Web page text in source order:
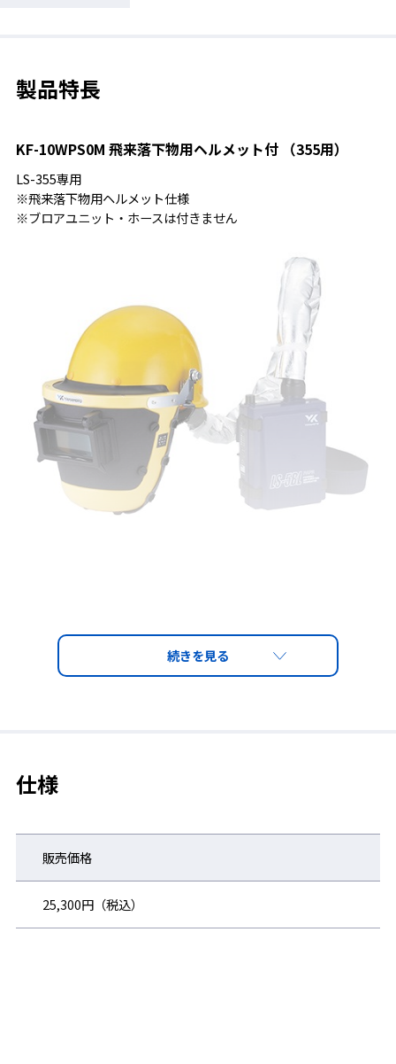
製品特長
KF-10WPS0M 飛来落下物用ヘルメット付 （355用）
LS-355専用
※飛来落下物用ヘルメット仕様
※ブロアユニット・ホースは付きません
仕様
販売価格
25,300円（税込）